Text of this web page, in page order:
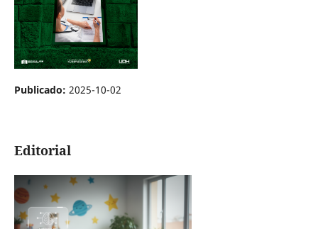
Publicado: 2025-10-02
Editorial